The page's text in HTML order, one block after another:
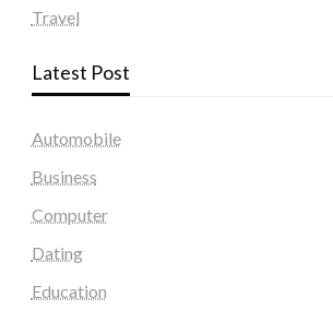
Travel
Latest Post
Automobile
Business
Computer
Dating
Education